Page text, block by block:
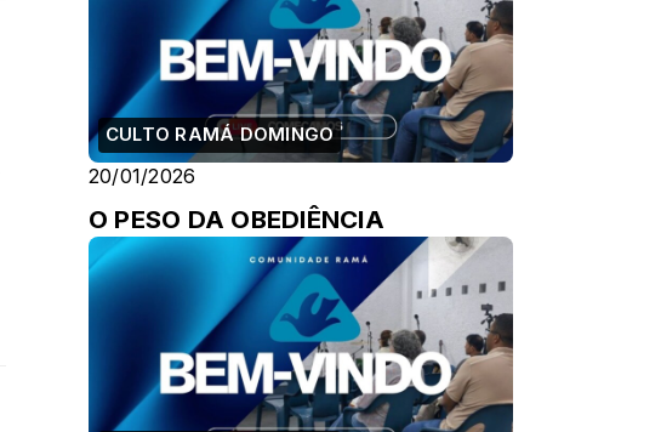
CULTO RAMÁ DOMINGO
20/01/2026
O PESO DA OBEDIÊNCIA